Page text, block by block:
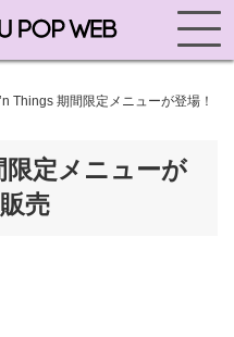
Things 期間限定メニューが登場！
限定メニューが
売